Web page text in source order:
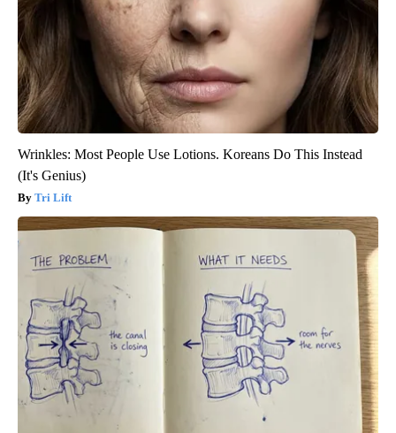
Wrinkles: Most People Use Lotions. Koreans Do This Instead
(It's Genius)
Tri Lift